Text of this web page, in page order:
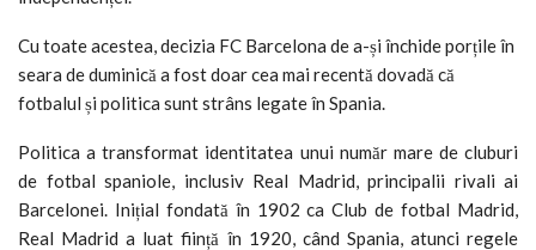
Cu toate acestea, decizia FC Barcelona de a-și închide porțile în
seara de duminică a fost doar cea mai recentă dovadă că
fotbalul și politica sunt strâns legate în Spania.
Politica a transformat identitatea unui număr mare de cluburi
de fotbal spaniole, inclusiv Real Madrid, principalii rivali ai
Barcelonei. Inițial fondată în 1902 ca Club de fotbal Madrid,
Real Madrid a luat ființă în 1920, când Spania, atunci regele